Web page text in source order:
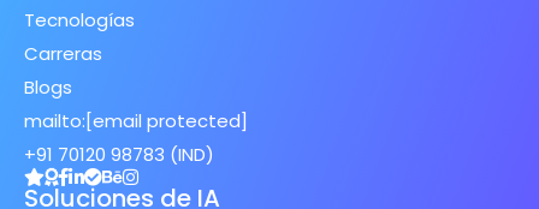
Tecnologías
Carreras
Blogs
mailto:[email protected]
+91 70120 98783 (IND)
Soluciones de IA